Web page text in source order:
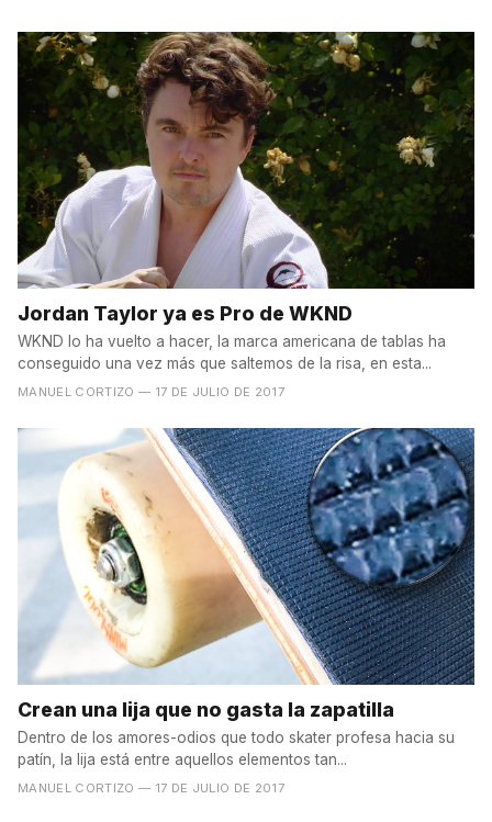
Jordan Taylor ya es Pro de WKND
WKND lo ha vuelto a hacer, la marca americana de tablas ha
conseguido una vez más que saltemos de la risa, en esta...
MANUEL CORTIZO — 17 DE JULIO DE 2017
Crean una lija que no gasta la zapatilla
Dentro de los amores-odios que todo skater profesa hacia su
patín, la lija está entre aquellos elementos tan...
MANUEL CORTIZO — 17 DE JULIO DE 2017